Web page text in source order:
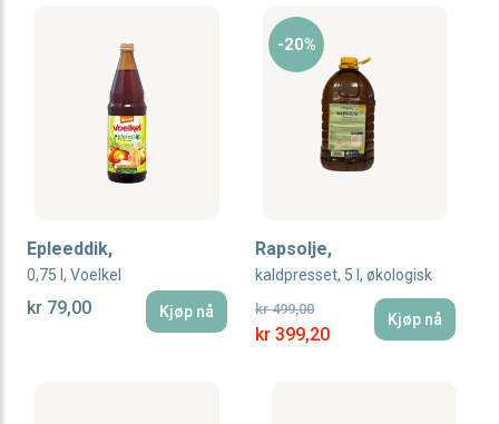
Epleeddik,
0,75 l, Voelkel
kr 79,00 Kjøp nå
-20%
Rapsolje,
kaldpresset, 5 l, økologisk
Special Price
kr 399,20
kr 499,00
Kjøp nå